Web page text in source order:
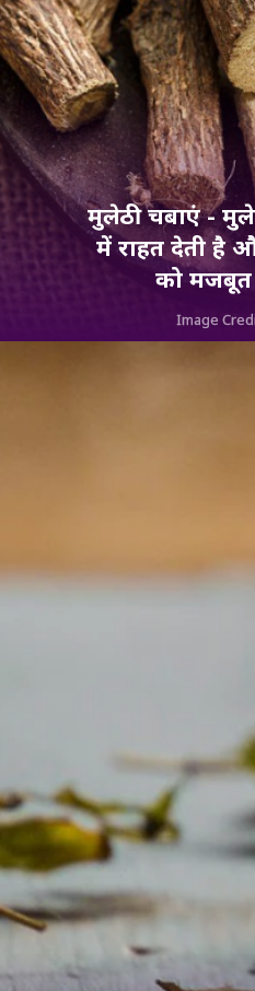
मुलेठी चबाएं -
में राहत देती है
को मजबूत
Image